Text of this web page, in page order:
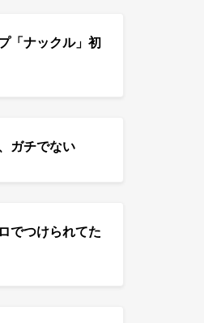
「ナックル」初
ガチでない
でつけられてた